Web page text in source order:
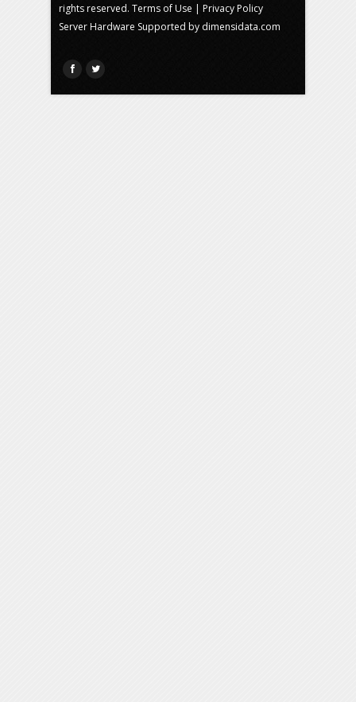
rights reserved. Terms of Use | Privacy Policy
Server Hardware Supported by dimensidata.com